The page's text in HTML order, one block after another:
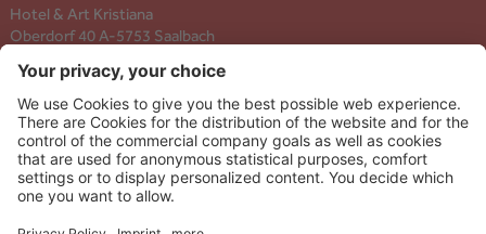
Hotel & Art Kristiana
Oberdorf 40 A-5753 Saalbach
info@kristiana.at
ANREISE ANZEIGEN
Info & Service